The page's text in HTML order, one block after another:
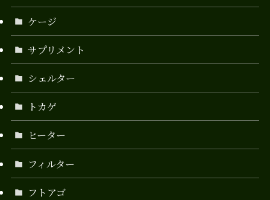
ケージ
サプリメント
シェルター
トカゲ
ヒーター
フィルター
フトアゴ